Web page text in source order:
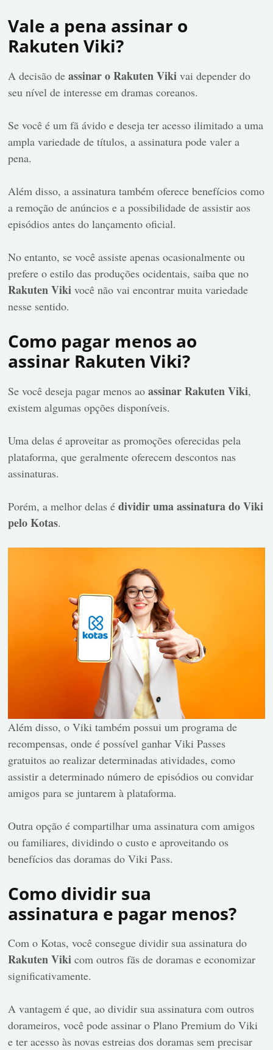
Vale a pena assinar o
Rakuten Viki?
A decisão de assinar o Rakuten Viki vai depender do
seu nível de interesse em dramas coreanos.
Se você é um fã ávido e deseja ter acesso ilimitado a uma
ampla variedade de títulos, a assinatura pode valer a
pena.
Além disso, a assinatura também oferece benefícios como
a remoção de anúncios e a possibilidade de assistir aos
episódios antes do lançamento oficial.
No entanto, se você assiste apenas ocasionalmente ou
prefere o estilo das produções ocidentais, saiba que no
Rakuten Vikivocê não vai encontrar muita variedade
nesse sentido.
Como pagar menos ao
assinar Rakuten Viki?
Se você deseja pagar menos aoassinar Rakuten Viki,
existem algumas opções disponíveis.
Uma delas é aproveitar as promoções oferecidas pela
plataforma, que geralmente oferecem descontos nas
assinaturas.
Porém, a melhor delas édividir uma assinatura do Viki
pelo Kotas.
Além disso, o Viki também possui um programa de
recompensas, onde é possível ganhar Viki Passes
gratuitos ao realizar determinadas atividades, como
assistir a determinado número de episódios ou convidar
amigos para se juntarem à plataforma.
Outra opção é compartilhar uma assinatura com amigos
ou familiares, dividindo o custo e aproveitando os
benefícios das doramas do Viki Pass.
Como dividir sua
assinatura e pagar menos?
Com o Kotas, você consegue dividir sua assinatura do
Rakuten Viki com outros fãs de doramas e economizar
significativamente.
A vantagem é que, ao dividir sua assinatura com outros
dorameiros, você pode assinar o Plano Premium do Viki
e ter acesso às novas estreias dos doramas sem precisar